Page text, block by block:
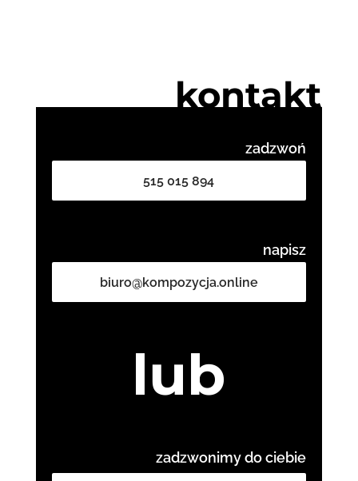
kontakt
zadzwoń
515 015 894
napisz
biuro@kompozycja.online
lub
zadzwonimy do ciebie